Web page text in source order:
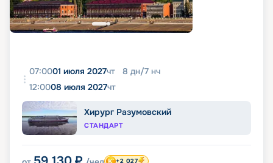
07:0001 июля 2027чт 8 дн/7 нч
12:0008 июля 2027чт
Хирург Разумовский
СТАНДАРТ
+2 027